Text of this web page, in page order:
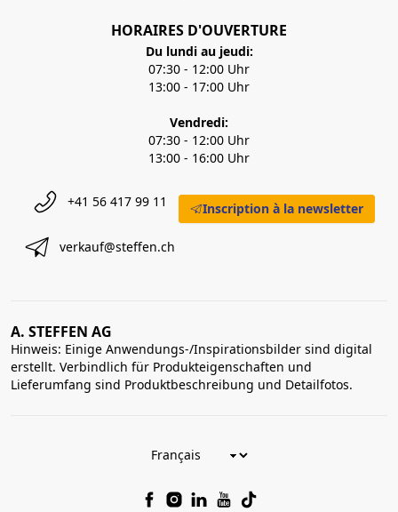
HORAIRES D'OUVERTURE
Du lundi au jeudi:
07:30 - 12:00 Uhr
13:00 - 17:00 Uhr
Vendredi:
07:30 - 12:00 Uhr
13:00 - 16:00 Uhr
+41 56 417 99 11
verkauf@steffen.ch
Inscription à la newsletter
A. STEFFEN AG
Hinweis: Einige Anwendungs-/Inspirationsbilder sind digital
erstellt. Verbindlich für Produkteigenschaften und
Lieferumfang sind Produktbeschreibung und Detailfotos.